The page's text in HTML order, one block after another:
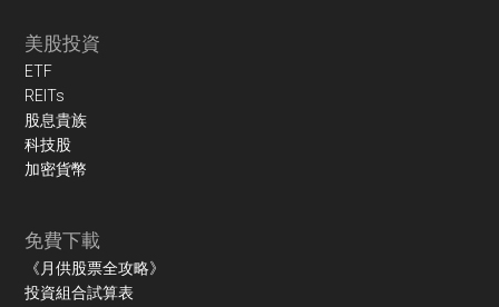
美股投資
ETF
REITs
股息貴族
科技股
加密貨幣
免費下載
《月供股票全攻略》
投資組合試算表